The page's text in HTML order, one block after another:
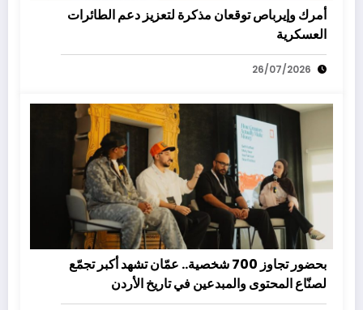
أمرك وإيرباص توقعان مذكرة لتعزيز دعم الطائرات
العسكرية
26/07/2026
بحضور تجاوز 700 شخصية.. عمّان تشهد أكبر تجمّع
لصنّاع المحتوى والمبدعين في تاريخ الأردن